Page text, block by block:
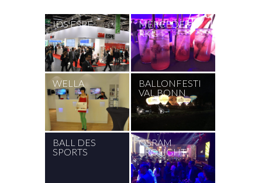
IDS ESPE
MERCEDES
RKG
WELLA
BALLONFESTI
VAL BONN
BALL DES
SPORTS
OSRAM
PROLIGHT